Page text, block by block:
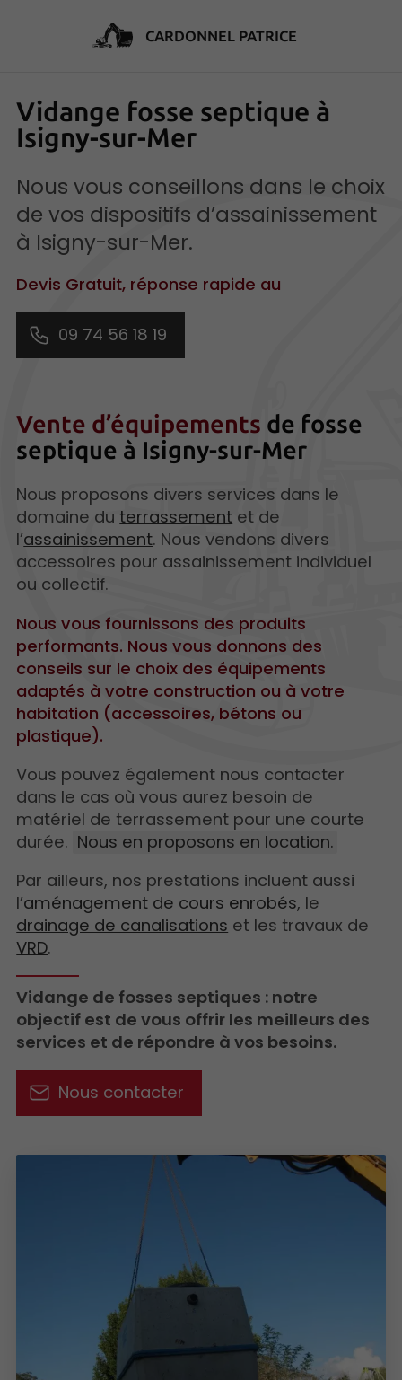
CARDONNEL PATRICE
Vidange fosse septique à
Isigny-sur-Mer
Nous vous conseillons dans le choix
de vos dispositifs d’assainissement
à Isigny-sur-Mer.
Devis Gratuit, réponse rapide au
09 74 56 18 19
Vente d’équipements de fosse
septique à Isigny-sur-Mer
Nous proposons divers services dans le
domaine duterrassement et de
l’assainissement. Nous vendons divers
accessoires pour assainissement individuel
ou collectif.
Nous vous fournissons des produits
performants. Nous vous donnons des
conseils sur le choix des équipements
adaptés à votre construction ou à votre
habitation (accessoires, bétons ou
plastique).
Vous pouvez également nous contacter
dans le cas où vous aurez besoin de
matériel de terrassement pour une courte
durée. Nous en proposons en location.
Par ailleurs, nos prestations incluent aussi
l’aménagement de cours enrobés, le
drainage de canalisations et les travaux de
VRD.
Vidange de fosses septiques : notre
objectif est de vous offrir les meilleurs des
services et de répondre à vos besoins.
Nous contacter